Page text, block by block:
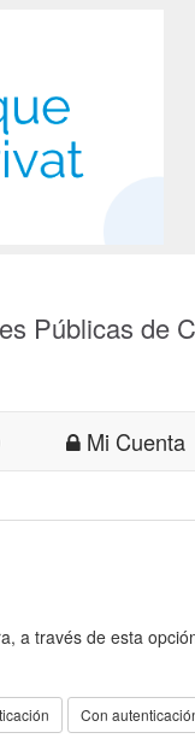
Públicas de
Mi Cuenta
a través de esta
Con